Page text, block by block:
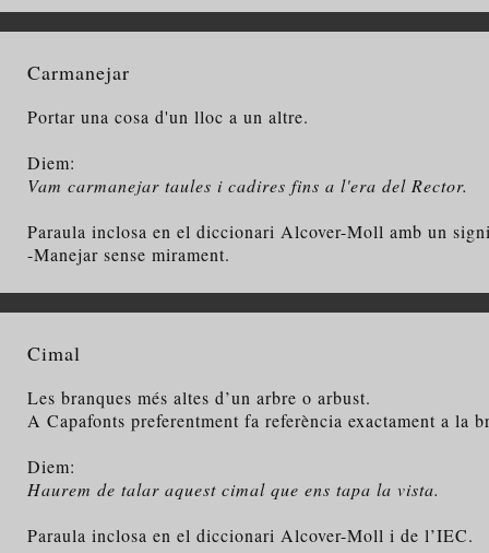
Carmanejar
Portar una cosa d'un lloc a un altre.
Diem:
Vam carmanejar taules i cadires fins a l'era del Rector.
Paraula inclosa en el diccionari Alcover-Moll amb un
-Manejar sense mirament.
Cimal
Les branques més altes d’un arbre o arbust.
A Capafonts preferentment fa referència exactament a la
Diem:
Haurem de talar aquest cimal que ens tapa la vista.
Paraula inclosa en el diccionari Alcover-Moll i de l’IEC.